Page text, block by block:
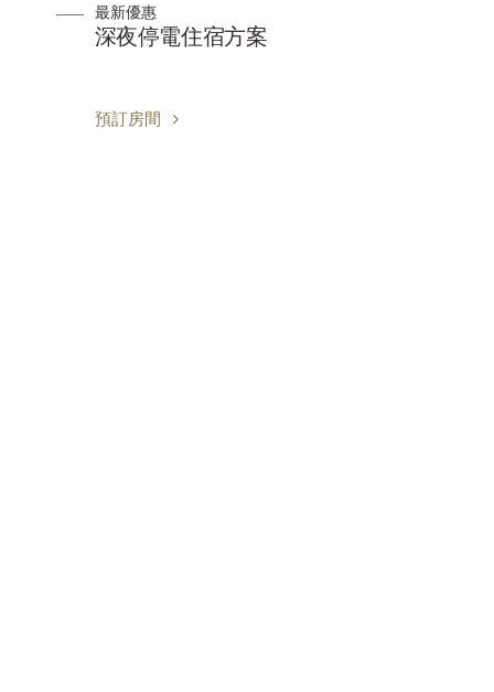
最新優惠
深夜停電住宿方案
預訂房間